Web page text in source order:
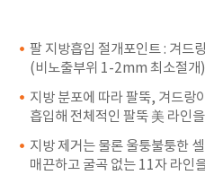
팔 지방흡입 절개포인트 : 겨드
(비노출부위 1-2mm 최소절개)
지방 분포에 따라 팔뚝, 겨드랑
흡입해 전체적인 팔뚝 美 라인
지방 제거는 물론 울퉁불퉁한
매끈하고 굴곡 없는 11자 라인